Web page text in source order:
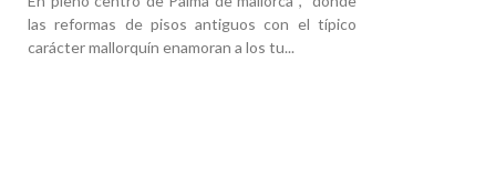
las reformas de pisos antiguos con el típico
carácter mallorquín enamoran a los tu...